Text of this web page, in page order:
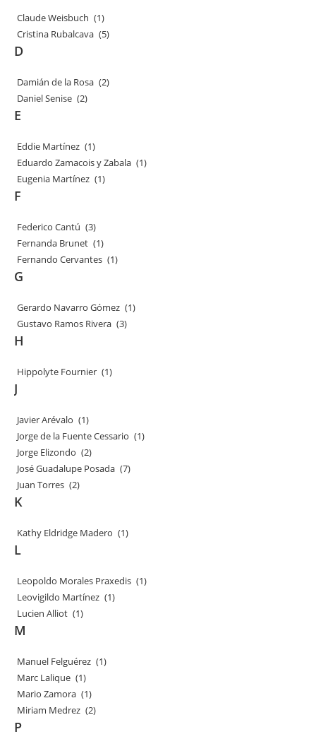
Claude Weisbuch (1)
Cristina Rubalcava (5)
D
Damián de la Rosa (2)
Daniel Senise (2)
E
Eddie Martínez (1)
Eduardo Zamacois y Zabala (1)
Eugenia Martínez (1)
F
Federico Cantú (3)
Fernanda Brunet (1)
Fernando Cervantes (1)
G
Gerardo Navarro Gómez (1)
Gustavo Ramos Rivera (3)
H
Hippolyte Fournier (1)
J
Javier Arévalo (1)
Jorge de la Fuente Cessario (1)
Jorge Elizondo (2)
José Guadalupe Posada (7)
Juan Torres (2)
K
Kathy Eldridge Madero (1)
L
Leopoldo Morales Praxedis (1)
Leovigildo Martínez (1)
Lucien Alliot (1)
M
Manuel Felguérez (1)
Marc Lalique (1)
Mario Zamora (1)
Miriam Medrez (2)
P